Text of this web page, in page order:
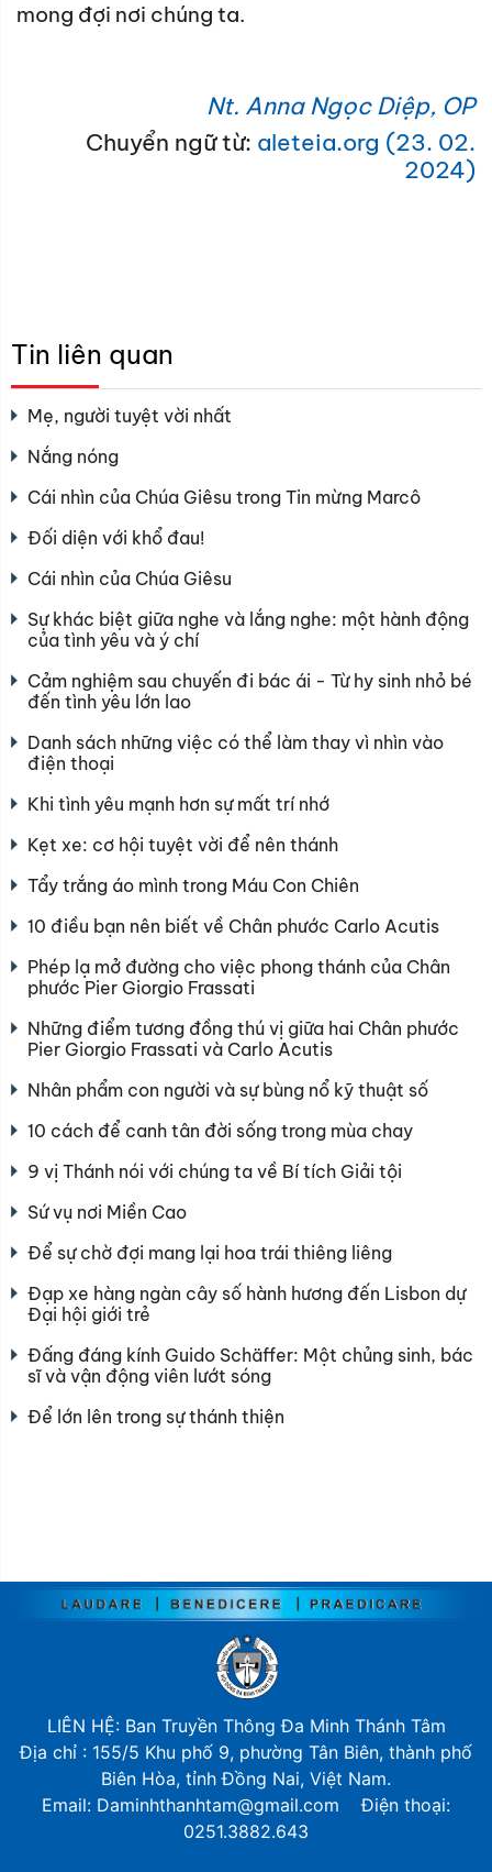
mong đợi nơi chúng ta.
Nt. Anna Ngọc Diệp, OP
Chuyển ngữ từ: aleteia.org (23. 02.
2024)
Tin liên quan
Mẹ, người tuyệt vời nhất
Nắng nóng
Cái nhìn của Chúa Giêsu trong Tin mừng Marcô
Đối diện với khổ đau!
Cái nhìn của Chúa Giêsu
Sự khác biệt giữa nghe và lắng nghe: một hành động
của tình yêu và ý chí
Cảm nghiệm sau chuyến đi bác ái - Từ hy sinh nhỏ bé
đến tình yêu lớn lao
Danh sách những việc có thể làm thay vì nhìn vào
điện thoại
Khi tình yêu mạnh hơn sự mất trí nhớ
Kẹt xe: cơ hội tuyệt vời để nên thánh
Tẩy trắng áo mình trong Máu Con Chiên
10 điều bạn nên biết về Chân phước Carlo Acutis
Phép lạ mở đường cho việc phong thánh của Chân
phước Pier Giorgio Frassati
Những điểm tương đồng thú vị giữa hai Chân phước
Pier Giorgio Frassati và Carlo Acutis
Nhân phẩm con người và sự bùng nổ kỹ thuật số
10 cách để canh tân đời sống trong mùa chay
9 vị Thánh nói với chúng ta về Bí tích Giải tội
Sứ vụ nơi Miền Cao
Để sự chờ đợi mang lại hoa trái thiêng liêng
Đạp xe hàng ngàn cây số hành hương đến Lisbon dự
Đại hội giới trẻ
Đấng đáng kính Guido Schäffer: Một chủng sinh, bác
sĩ và vận động viên lướt sóng
Để lớn lên trong sự thánh thiện
LIÊN HỆ: Ban Truyền Thông Đa Minh Thánh Tâm
Địa chỉ : 155/5 Khu phố 9, phường Tân Biên, thành phố
Biên Hòa, tỉnh Đồng Nai, Việt Nam.
Email: Daminhthanhtam@gmail.com Điện thoại:
0251.3882.643